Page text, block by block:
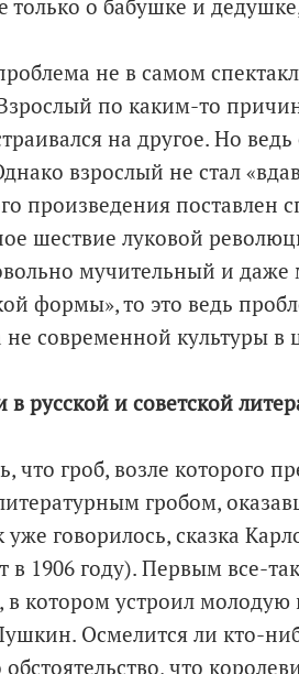
только о бабушке и
не в самом
по каким-то
на другое. Но
взрослый не стал
произведения поставлен
шествие луковой
мучительный и даже
формы», то это ведь
не современной культуры в
в русской и советской
что гроб, возле которого
гробом,
уже говорилось, сказка
в 1906 году). Первым все-
в котором устроил
Осмелится ли кто-
что